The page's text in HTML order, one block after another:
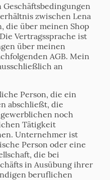
zwischen Lena
die über meinen Shop
Vertragssprache ist
über meinen
AGB. Mein
an
Person, die ein
abschließt, die
noch
Tätigkeit
Unternehmer ist
Person oder eine
die bei
in Ausübung ihrer
beruflichen